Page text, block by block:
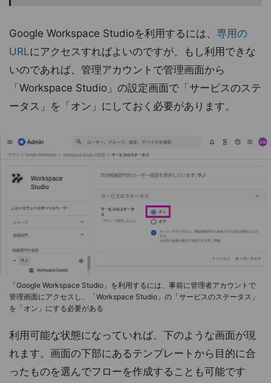
Google Workspace Studioを利用するには、 専用の
URLにアクセスすればよいのですが、もし利用できな
いのであれば、管理アカウントで管理画面から
「Workspace Studio」の設定画面で「サービスのステ
ータス」を「オン」にしておく必要があります。
「Google Workspace Studio」を利用するには、事前に管理者アカウントで
管理画面にアクセスし、「Workspace Studio」の「サービスのステータス」
を「オン」にする必要がある
利用可能な状態になっていれば、下のような画面が現
れます。画面の下部にあるテンプレートから目的に合
ったものを選んでフローを作成することも可能です